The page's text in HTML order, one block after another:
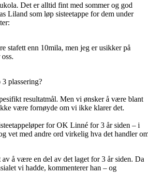
Det er alltid fint med sommer og god
Liland som løp sisteetappe for dem under
stafett enn 10mila, men jeg er usikker på
plassering?
resultatmål. Men vi ønsker å være blant
være fornøyde om vi ikke klarer det.
for OK Linné for 3 år siden – i
vet med andre ord virkelig hva det handler
å være en del av det laget for 3 år siden. Da
vi hadde, kommenterer han – og